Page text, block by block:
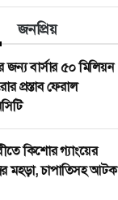
জনপ্রিয়
জন্য বার্সার ৫০ মিলিয়ন
প্রস্তাব ফেরাল
কিশোর গ্যাংয়ের
মহড়া, চাপাতিসহ আটক